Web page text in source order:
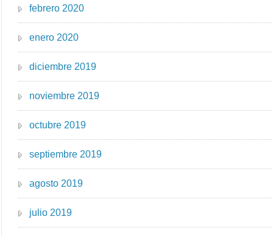
febrero 2020
enero 2020
diciembre 2019
noviembre 2019
octubre 2019
septiembre 2019
agosto 2019
julio 2019